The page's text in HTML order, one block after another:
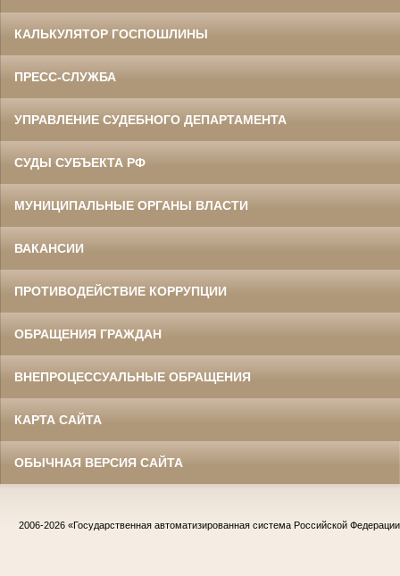
КАЛЬКУЛЯТОР ГОСПОШЛИНЫ
ПРЕСС-СЛУЖБА
УПРАВЛЕНИЕ СУДЕБНОГО ДЕПАРТАМЕНТА
СУДЫ СУБЪЕКТА РФ
МУНИЦИПАЛЬНЫЕ ОРГАНЫ ВЛАСТИ
ВАКАНСИИ
ПРОТИВОДЕЙСТВИЕ КОРРУПЦИИ
ОБРАЩЕНИЯ ГРАЖДАН
ВНЕПРОЦЕССУАЛЬНЫЕ ОБРАЩЕНИЯ
КАРТА САЙТА
ОБЫЧНАЯ ВЕРСИЯ САЙТА
2006-2026 «Государственная автоматизированная система Российской